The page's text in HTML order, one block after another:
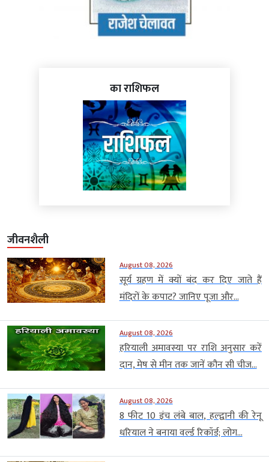
का राशिफल
जीवनशैली
August 08, 2026
सूर्य ग्रहण में क्यों बंद कर दिए जाते हैं
मंदिरों के कपाट? जानिए पूजा और...
August 08, 2026
हरियाली अमावस्या पर राशि अनुसार करें
दान, मेष से मीन तक जानें कौन सी चीज...
August 08, 2026
8 फीट 10 इंच लंबे बाल, हल्द्वानी की रेनू
धरियाल ने बनाया वर्ल्ड रिकॉर्ड; लोग...